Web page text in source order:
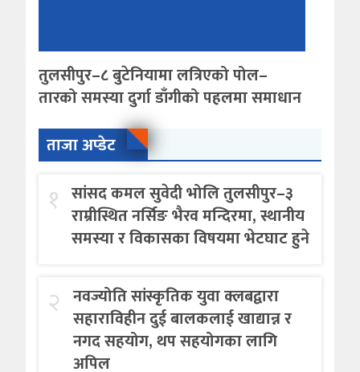
तुलसीपुर–८ बुटेनियामा लत्रिएको पोल–
तारको समस्या दुर्गा डाँगीको पहलमा समाधान
ताजा अप्डेट
१ सांसद कमल सुवेदी भोलि तुलसीपुर–३
राम्रीस्थित नर्सिङ भैरव मन्दिरमा, स्थानीय
समस्या र विकासका विषयमा भेटघाट हुने
२ नवज्योति सांस्कृतिक युवा क्लबद्वारा
सहाराविहीन दुई बालकलाई खाद्यान्न र
नगद सहयोग, थप सहयोगका लागि
अपिल